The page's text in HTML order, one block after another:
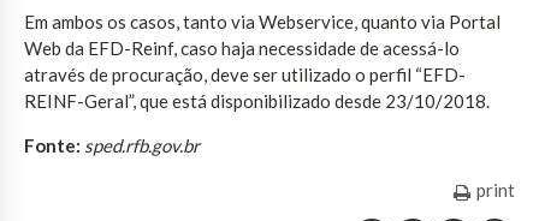
Em ambos os casos, tanto via Webservice, quanto via Portal
Web da EFD-Reinf, caso haja necessidade de acessá-lo
através de procuração, deve ser utilizado o perfil “EFD-
REINF-Geral”, que está disponibilizado desde 23/10/2018.
Fonte: sped.rfb.gov.br
print